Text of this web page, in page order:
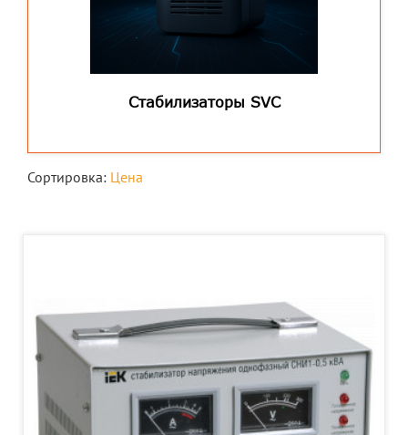
Стабилизаторы SVC
Сортировка: Цена